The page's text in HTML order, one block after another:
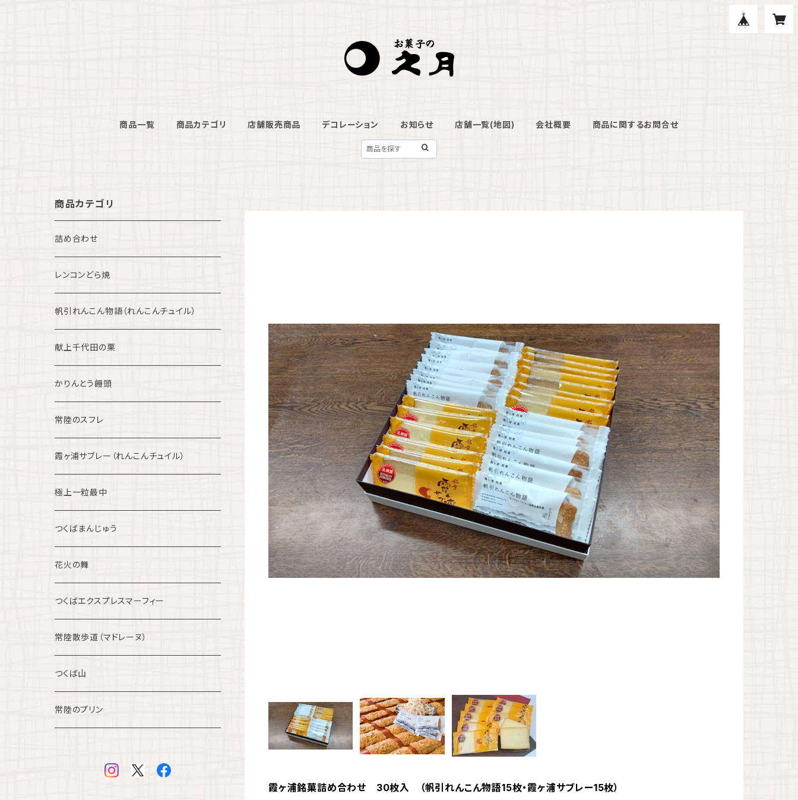
商品一覧 商品カテゴリ 店舗販売商品 デコレーション お知らせ 店舗一覧(地図) 会社概要 商品に関するお問合せ
霞ヶ浦銘菓詰め合わせ 30枚入 （帆引れんこん物語15枚・霞ヶ浦サブレー15枚）
商品カテゴリ
詰め合わせ
レンコンどら焼
帆引れんこん物語（れんこんチュイル）
献上千代田の栗
かりんとう饅頭
常陸のスフレ
霞ヶ浦サブレー（れんこんチュイル）
極上一粒最中
つくばまんじゅう
花火の舞
つくばエクスプレスマーフィー
常陸散歩道（マドレーヌ）
つくば山
常陸のプリン